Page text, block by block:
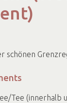
schönen
Tee (innerhalb